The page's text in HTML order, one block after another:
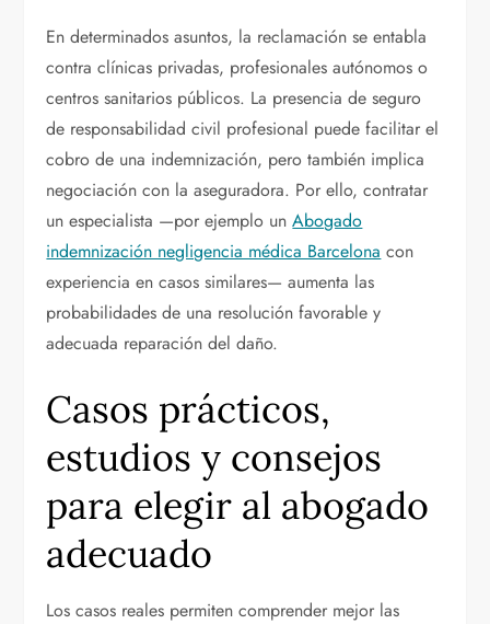
En determinados asuntos, la reclamación se entabla
contra clínicas privadas, profesionales autónomos o
centros sanitarios públicos. La presencia de seguro
de responsabilidad civil profesional puede facilitar el
cobro de una indemnización, pero también implica
negociación con la aseguradora. Por ello, contratar
un especialista —por ejemplo unAbogado
indemnización negligencia médica Barcelona con
experiencia en casos similares— aumenta las
probabilidades de una resolución favorable y
adecuada reparación del daño.
Casos prácticos,
estudios y consejos
para elegir al abogado
adecuado
Los casos reales permiten comprender mejor las